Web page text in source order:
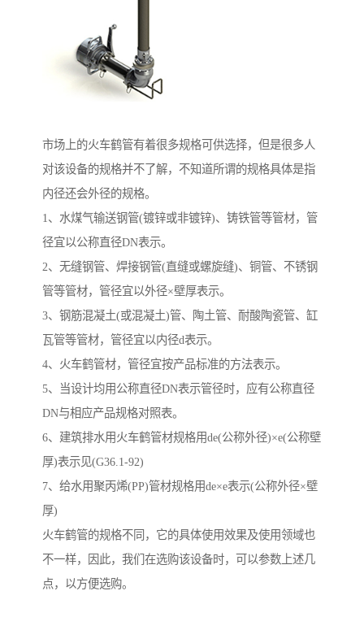
市场上的火车鹤管有着很多规格可供选择，但是很多人
对该设备的规格并不了解，不知道所谓的规格具体是指
内径还会外径的规格。
1、水煤气输送钢管(镀锌或非镀锌)、铸铁管等管材，管
径宜以公称直径DN表示。
2、无缝钢管、焊接钢管(直缝或螺旋缝)、铜管、不锈钢
管等管材，管径宜以外径×壁厚表示。
3、钢筋混凝土(或混凝土)管、陶土管、耐酸陶瓷管、缸
瓦管等管材，管径宜以内径d表示。
4、火车鹤管材，管径宜按产品标准的方法表示。
5、当设计均用公称直径DN表示管径时，应有公称直径
DN与相应产品规格对照表。
6、建筑排水用火车鹤管材规格用de(公称外径)×e(公称壁
厚)表示见(G36.1-92)
7、给水用聚丙烯(PP)管材规格用de×e表示(公称外径×壁
厚)
火车鹤管的规格不同，它的具体使用效果及使用领域也
不一样，因此，我们在选购该设备时，可以参数上述几
点，以方便选购。